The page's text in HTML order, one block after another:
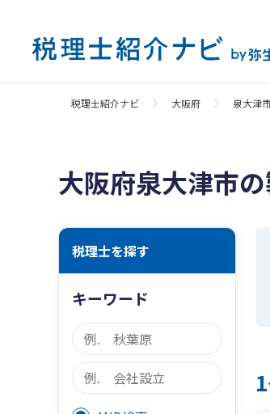
税理士紹介ナビ 大阪府 泉大津
大阪府泉大津市
税理士を探す
キーワード